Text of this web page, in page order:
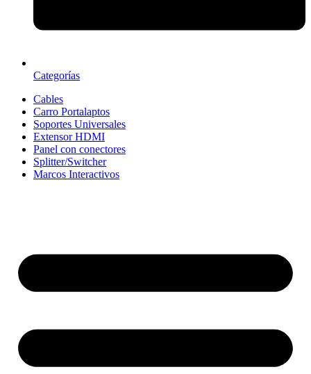
Categorías
Cables
Carro Portalaptos
Soportes Universales
Extensor HDMI
Panel con conectores
Splitter/Switcher
Marcos Interactivos